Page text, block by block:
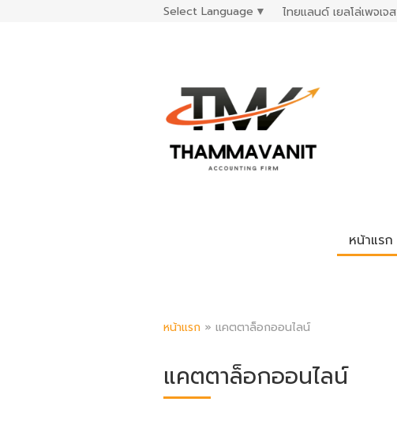
Select Language ▼ ไทยแลนด์ เยลโล่เพจเจส
หน้าแรก
หน้าแรก » แคตตาล็อกออนไลน์
แคตตาล็อกออนไลน์